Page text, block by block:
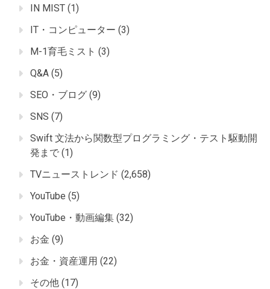
IN MIST (1)
IT・コンピューター (3)
M-1育毛ミスト (3)
Q&A (5)
SEO・ブログ (9)
SNS (7)
Swift 文法から関数型プログラミング・テスト駆動開
発まで (1)
TVニューストレンド (2,658)
YouTube (5)
YouTube・動画編集 (32)
お金 (9)
お金・資産運用 (22)
その他 (17)